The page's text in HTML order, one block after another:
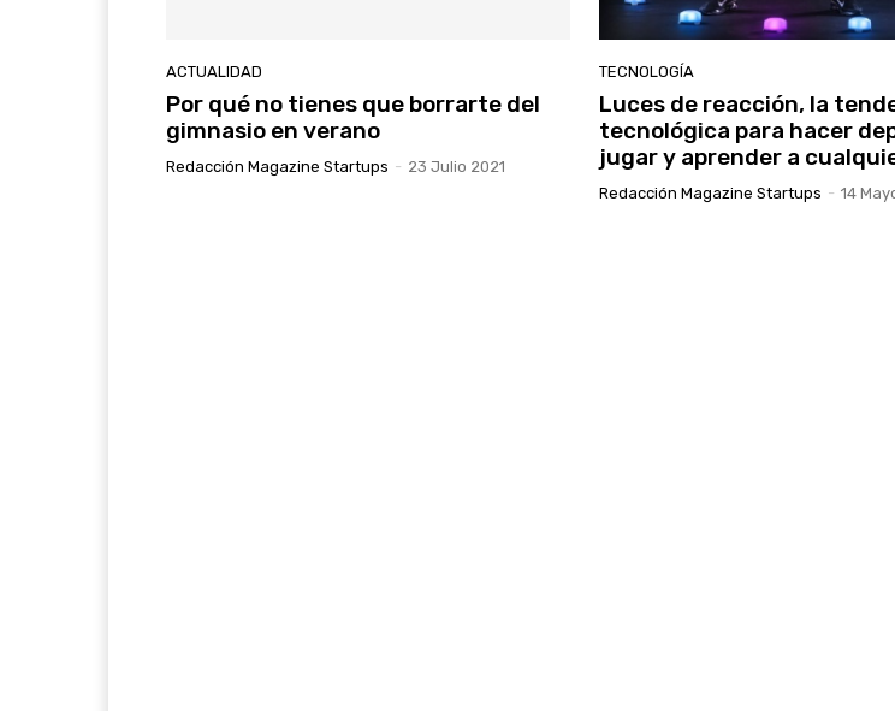
ACTUALIDAD
Por qué no tienes que borrarte del
gimnasio en verano
Redacción Magazine Startups - 23 Julio 2021
TECNOLOGÍA
Luces de reacción, la
tecnológica para hacer
jugar y aprender a
Redacción Magazine Startups - 14